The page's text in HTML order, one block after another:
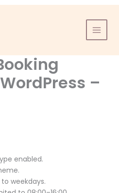
–
enabled.
weekdays.